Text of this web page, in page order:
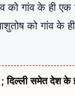
गांव के ही एक
आशुतोष को गांव
दिल्ली समेत देश